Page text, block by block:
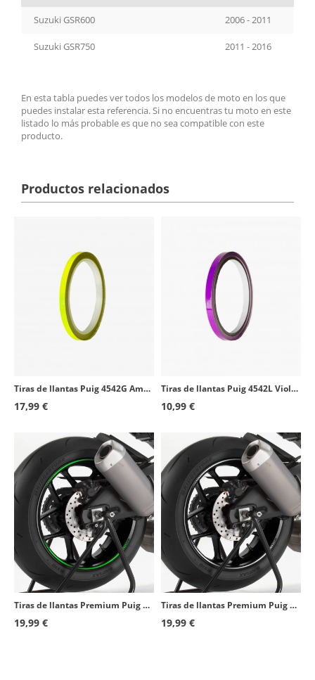
Suzuki GSR600 2006 - 2011
Suzuki GSR750 2011 - 2016
En esta tabla puedes ver todos los modelos de moto en los que
puedes instalar esta referencia. Si no encuentras tu moto en este
listado lo más probable es que no sea compatible con este
producto.
Productos relacionados
Tiras de llantas Puig 4542G Amarillo fluorescente
17,99 €
Tiras de llantas Puig 4542L Violeta
10,99 €
Tiras de llantas Premium Puig 8431V Verde
19,99 €
Tiras de llantas Premium Puig 8431B Blanco
19,99 €